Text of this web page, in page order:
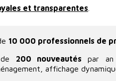
et transparentes
10 000 professionnels de
200 nouveautés par an
affichage